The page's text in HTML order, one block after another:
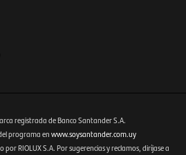
registrada de Banco Santander S.A.
programa enwww.soysantander.com.uy
RIOLUX S.A. Por sugerencias y reclamos, diríjase a